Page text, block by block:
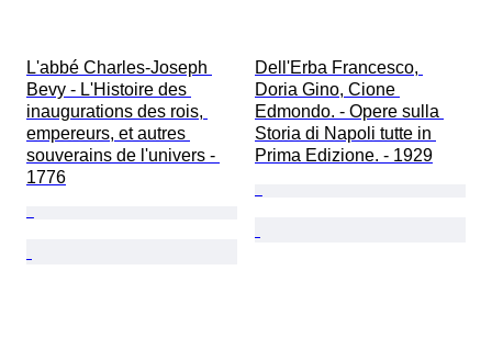
L'abbé Charles-Joseph
Bevy - L'Histoire des
inaugurations des rois,
empereurs, et autres
souverains de l'univers -
1776
Dell'Erba Francesco,
Doria Gino, Cione
Edmondo. - Opere sulla
Storia di Napoli tutte in
Prima Edizione. - 1929